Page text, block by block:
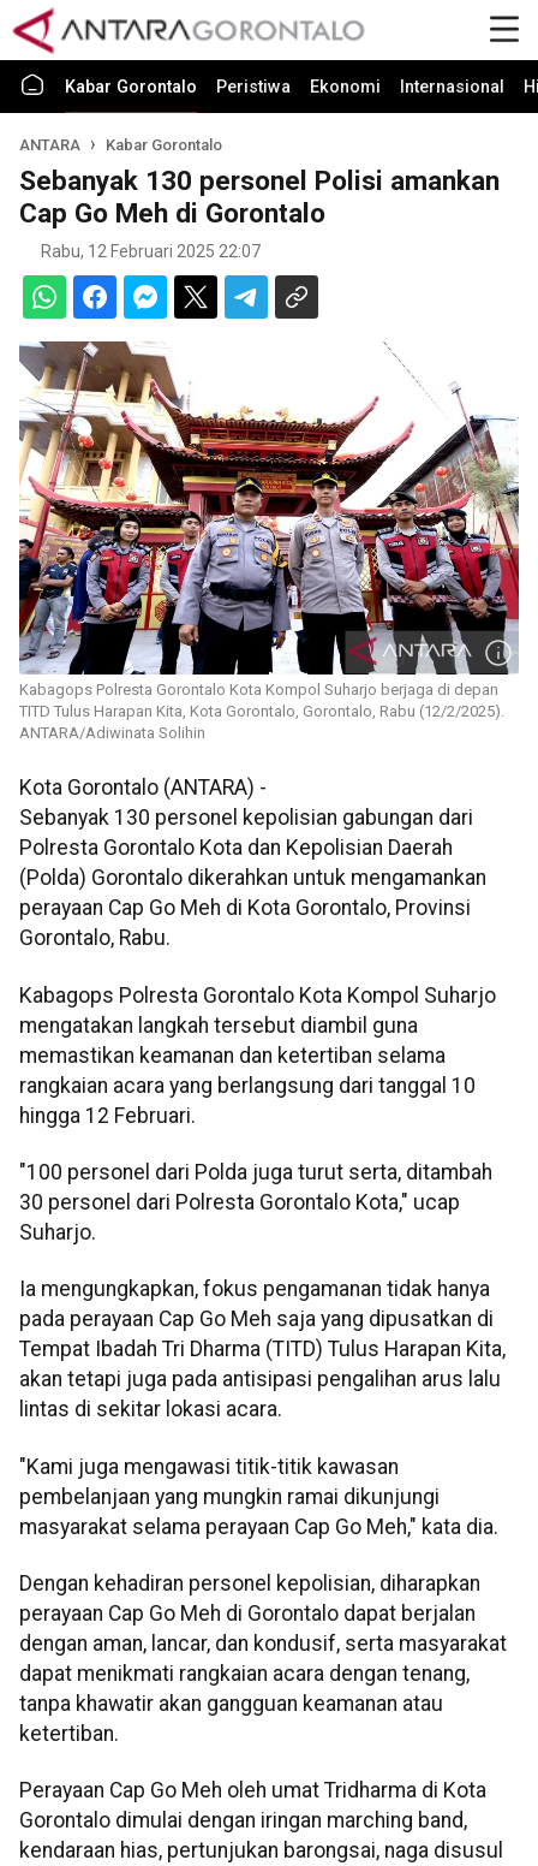
Kabar Gorontalo Peristiwa Ekonomi Internasional
ANTARA Kabar Gorontalo
Sebanyak 130 personel Polisi amankan
Cap Go Meh di Gorontalo
Rabu, 12 Februari 2025 22:07
Kabagops Polresta Gorontalo Kota Kompol Suharjo berjaga di depan
TITD Tulus Harapan Kita, Kota Gorontalo, Gorontalo, Rabu (12/2/2025).
ANTARA/Adiwinata Solihin
Kota Gorontalo (ANTARA) -
Sebanyak 130 personel kepolisian gabungan dari
Polresta Gorontalo Kota dan Kepolisian Daerah
(Polda) Gorontalo dikerahkan untuk mengamankan
perayaan Cap Go Meh di Kota Gorontalo, Provinsi
Gorontalo, Rabu.
Kabagops Polresta Gorontalo Kota Kompol Suharjo
mengatakan langkah tersebut diambil guna
memastikan keamanan dan ketertiban selama
rangkaian acara yang berlangsung dari tanggal 10
hingga 12 Februari.
"100 personel dari Polda juga turut serta, ditambah
30 personel dari Polresta Gorontalo Kota," ucap
Suharjo.
Ia mengungkapkan, fokus pengamanan tidak hanya
pada perayaan Cap Go Meh saja yang dipusatkan di
Tempat Ibadah Tri Dharma (TITD) Tulus Harapan Kita,
akan tetapi juga pada antisipasi pengalihan arus lalu
lintas di sekitar lokasi acara.
"Kami juga mengawasi titik-titik kawasan
pembelanjaan yang mungkin ramai dikunjungi
masyarakat selama perayaan Cap Go Meh," kata dia.
Dengan kehadiran personel kepolisian, diharapkan
perayaan Cap Go Meh di Gorontalo dapat berjalan
dengan aman, lancar, dan kondusif, serta masyarakat
dapat menikmati rangkaian acara dengan tenang,
tanpa khawatir akan gangguan keamanan atau
ketertiban.
Perayaan Cap Go Meh oleh umat Tridharma di Kota
Gorontalo dimulai dengan iringan marching band,
kendaraan hias, pertunjukan barongsai, naga disusul